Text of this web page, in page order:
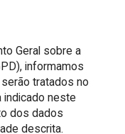
Geral sobre a
informamos
tratados no
indicado neste
dos dados
descrita.